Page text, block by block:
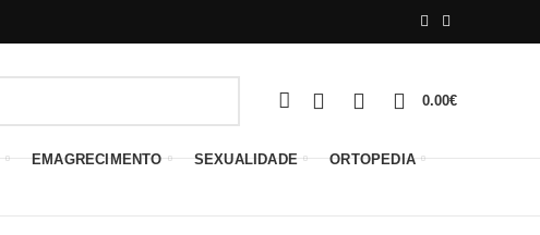
0.00€
EMAGRECIMENTO SEXUALIDADE ORTOPEDIA